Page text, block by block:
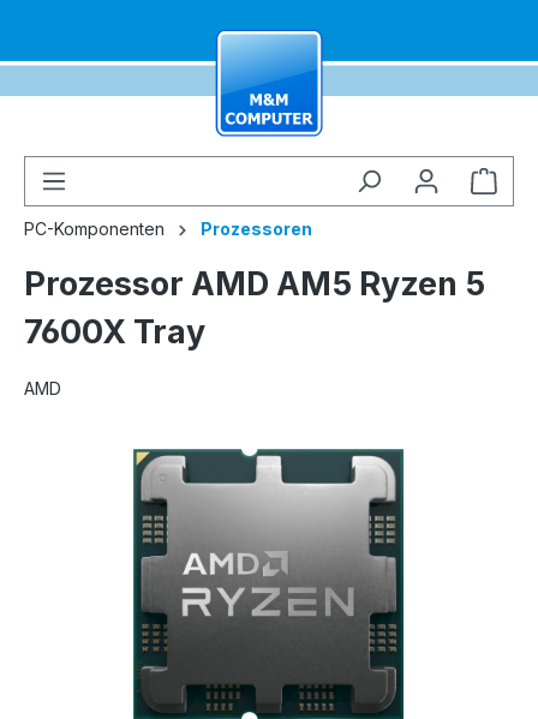
PC-Komponenten Prozessoren
Prozessor AMD AM5 Ryzen 5
7600X Tray
AMD
Bildergalerie überspringen